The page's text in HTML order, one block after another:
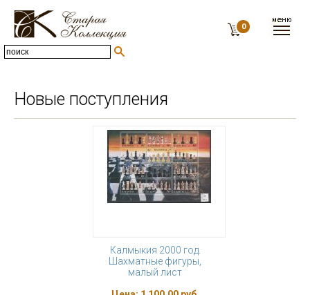
0
Новые поступления
Калмыкия 2000 год.
Шахматные фигуры,
малый лист